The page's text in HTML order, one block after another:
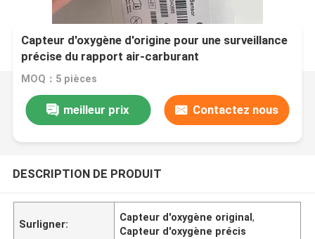
Capteur d'oxygène d'origine pour une surveillance
précise du rapport air-carburant
MOQ：5 pièces
meilleur prix Contactez nous
DESCRIPTION DE PRODUIT
Surligner:
Capteur d'oxygène original,
Capteur d'oxygène précis